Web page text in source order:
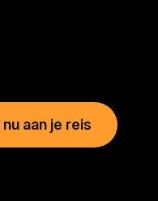
aan je reis